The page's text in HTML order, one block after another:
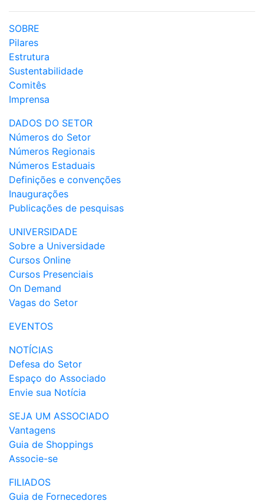
SOBRE
Pilares
Estrutura
Sustentabilidade
Comitês
Imprensa
DADOS DO SETOR
Números do Setor
Números Regionais
Números Estaduais
Definições e convenções
Inaugurações
Publicações de pesquisas
UNIVERSIDADE
Sobre a Universidade
Cursos Online
Cursos Presenciais
On Demand
Vagas do Setor
EVENTOS
NOTÍCIAS
Defesa do Setor
Espaço do Associado
Envie sua Notícia
SEJA UM ASSOCIADO
Vantagens
Guia de Shoppings
Associe-se
FILIADOS
Guia de Fornecedores